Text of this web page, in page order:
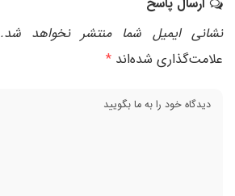
نشانی ایمیل شما منتشر نخواهد شد.
علامت‌گذاری شده‌اند *